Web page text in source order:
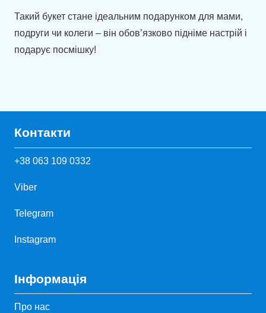
Такий букет стане ідеальним подарунком для мами,
подруги чи колеги – він обов’язково підніме настрій і
подарує посмішку!
Контакти
+38 063 109 0332
Viber
Telegram
Instagram
Інформація
Про нас